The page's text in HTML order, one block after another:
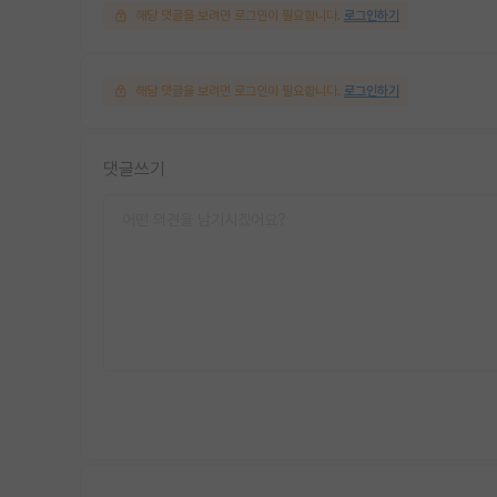
해당 댓글을 보려면 로그인이 필요합니다. 로그인하기
해당 댓글을 보려면 로그인이 필요합니다. 로그인하기
댓글쓰기